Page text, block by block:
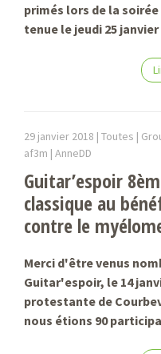
primés lors de la soirée
tenue le jeudi 25 janvier
29 janvier 2018 | Toutes |
af3m | AnneDD
Guitar’espoir
classique au
contre le
Merci d'être venus
Guitar'espoir, le 14
protestante de
nous étions 90